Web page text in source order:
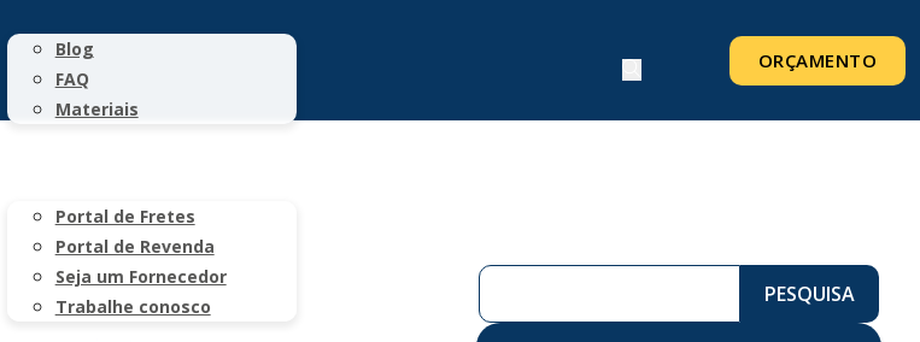
Blog
FAQ
Materiais
Portal de Fretes
Portal de Revenda
Seja um Fornecedor
Trabalhe conosco
ORÇAMENTO
Pesquisar ...
PESQUISA